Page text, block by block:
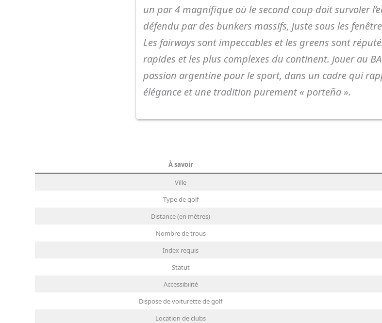
un par 4 magnifique où le second coup doit survoler
défendu par des bunkers massifs, juste sous les
Les fairways sont impeccables et les greens sont
rapides et les plus complexes du continent. Jouer au
passion argentine pour le sport, dans un cadre qui
élégance et une tradition purement « porteña ».
À savoir
Ville
Type de golf
Distance (en mètres)
Nombre de trous
Index requis
Statut
Accessibilité
Dispose de voiturette de golf
Location de clubs